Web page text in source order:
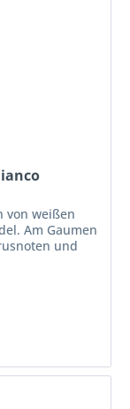
von weißen
Am Gaumen
und